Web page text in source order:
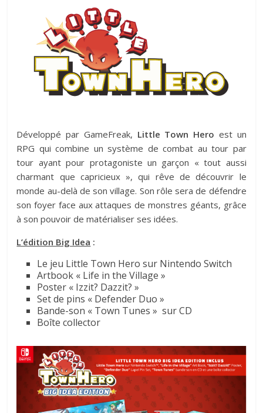
Développé par GameFreak, Little Town Hero est un
RPG qui combine un système de combat au tour par
tour ayant pour protagoniste un garçon « tout aussi
charmant que capricieux », qui rêve de découvrir le
monde au-delà de son village. Son rôle sera de défendre
son foyer face aux attaques de monstres géants, grâce
à son pouvoir de matérialiser ses idées.
L’édition Big Idea :
Le jeu Little Town Hero sur Nintendo Switch
Artbook « Life in the Village »
Poster « Izzit? Dazzit? »
Set de pins « Defender Duo »
Bande-son « Town Tunes » sur CD
Boîte collector